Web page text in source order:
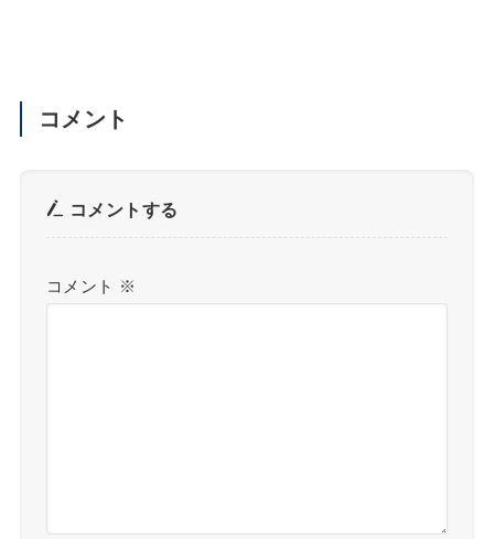
コメント
コメントする
コメント ※